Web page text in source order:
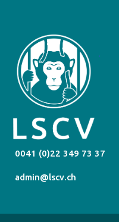
0041 (0)22 349 73 37
admin@lscv.ch